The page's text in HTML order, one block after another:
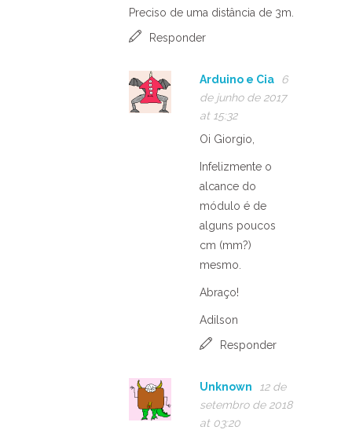
Preciso de uma distância de 3m.
Responder
Arduino e Cia
6
de junho de 2017
at 15:32
Oi Giorgio,
Infelizmente o
alcance do
módulo é de
alguns poucos
cm (mm?)
mesmo.
Abraço!
Adilson
Responder
Unknown
12 de
setembro de 2018
at 03:20